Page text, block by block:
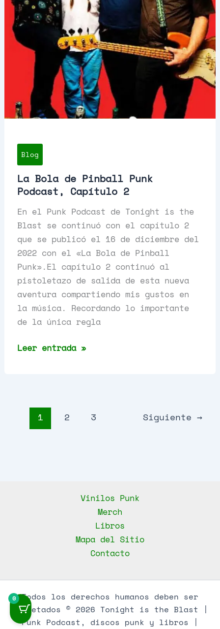
Blog
La Bola de Pinball Punk
Podcast, Capítulo 2
En el Punk Podcast de Tonight is the
Blast se continuó con el capítulo 2
que se publicó el 16 de diciembre del
2022 con el «La Bola de Pinball
Punk».El capítulo 2 continuó al
pistoletazo de salida de esta nueva
aventura compartiendo mis gustos en
la música. Recordando lo importante
de la única regla
La
Podcast,
Capítulo
Leer entrada »
1 2 3 Siguiente →
Vinilos Punk
Merch
Libros
Mapa del Sitio
Contacto
Todos los derechos humanos deben ser
respetados © 2026 Tonight is the Blast |
Punk Podcast, discos punk y libros |
0